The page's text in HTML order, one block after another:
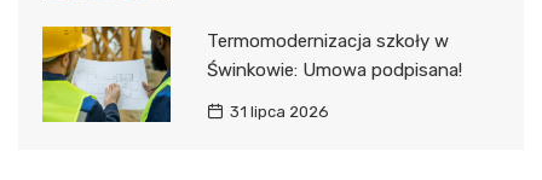
Termomodernizacja szkoły w
Świnkowie: Umowa podpisana!
31 lipca 2026